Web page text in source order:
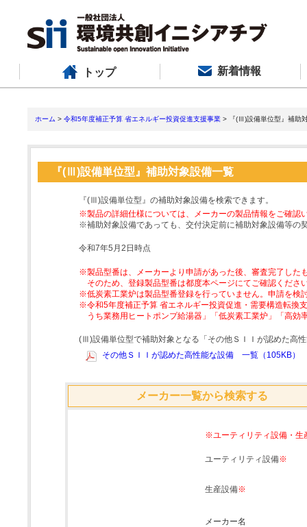
トップ 新着情報
ホーム > 令和5年度補正予算 省エネルギー投資促進支援事業 > 『(Ⅲ)設備単位型』補助
『(Ⅲ)設備単位型』補助対象設備一覧
『(Ⅲ)設備単位型』の補助対象設備を検索できます。
※製品の詳細仕様については、メーカーの製品情報をご確認
※補助対象設備であっても、交付決定前に補助対象設備等の
令和7年5月2日時点
※製品型番は、メーカーより申請があった後、審査完了した
そのため、登録製品型番は都度本ページにてご確認くださ
※低炭素工業炉は製品型番登録を行っていません。申請を検
※令和5年度補正予算 省エネルギー投資促進・需要構造転換
うち業務用ヒートポンプ給湯器」「低炭素工業炉」「高
(Ⅲ)設備単位型で補助対象となる「その他ＳＩＩが認めた高
その他ＳＩＩが認めた高性能な設備 一覧（105KB）
メーカー一覧から検索する
※ユーティリティ設備・生
ユーティリティ設備※
生産設備※
メーカー名